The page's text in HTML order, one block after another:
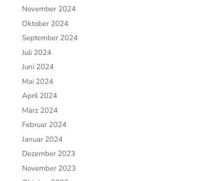
November 2024
Oktober 2024
September 2024
Juli 2024
Juni 2024
Mai 2024
April 2024
März 2024
Februar 2024
Januar 2024
Dezember 2023
November 2023